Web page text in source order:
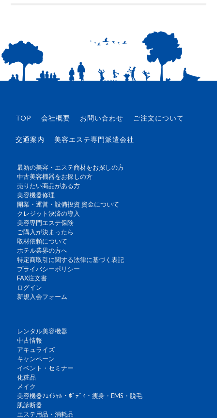
TOP 会社概要 お問い合わせ ご注文について
交通案内 美容エステ専門派遣会社
最新の美容・エステ商材をお探しの方
中古美容機器をお探しの方
売りたい商品がある方
美容機器修理
開業・運営・設備投資 資金について
クレジット決済の導入
美容専門エステ保険
ご購入が決まったら
取材依頼について
ホテル業界の方へ
特定商取引に関する法律に基づく表記
プライバシーポリシー
FAX注文書
ログイン
新規入会フォーム
レンタル美容機器
中古情報
アキュライズ
キャンペーン
イベント・セミナー
化粧品
メイク
美容機器ﾌｪｲｼｬﾙ・ﾎﾞﾃﾞｨ・痩身・EMS・脱毛
肌診断器
エステ用品・消耗品